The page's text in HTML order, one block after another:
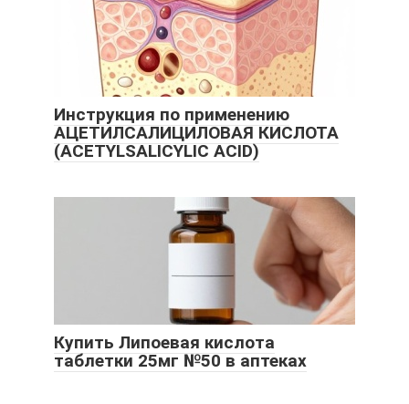
Инструкция по применению
АЦЕТИЛСАЛИЦИЛОВАЯ КИСЛОТА
(ACETYLSALICYLIC ACID)
Купить Липоевая кислота
таблетки 25мг №50 в аптеках